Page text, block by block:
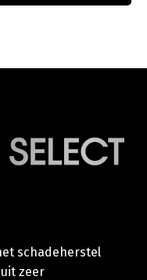
schadeherstel
zeer